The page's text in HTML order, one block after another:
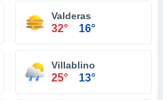
Valderas
32° 16°
Villablino
25° 13°